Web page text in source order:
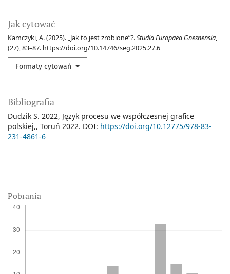
Jak cytować
Kamczyki, A. (2025). „Jak to jest zrobione”?.Studia Europaea Gnesnensia,
(27), 83–87. https://doi.org/10.14746/seg.2025.27.6
Formaty cytowań
Pobrania
Bibliografia
Dudzik S. 2022, Język procesu we współczesnej grafice
polskiej,, Toruń 2022. DOI: https://doi.org/10.12775/978-83-
231-4861-6